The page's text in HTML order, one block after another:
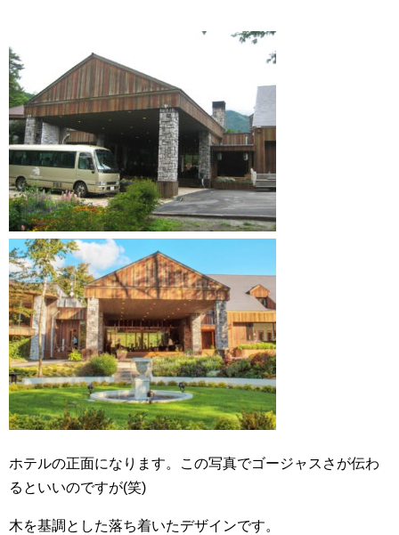
ホテルの正面になります。この写真でゴージャスさが伝わ
るといいのですが(笑)
木を基調とした落ち着いたデザインです。